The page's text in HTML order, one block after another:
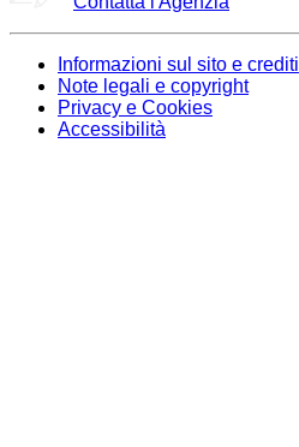
Informazioni sul sito e crediti
Note legali e copyright
Privacy e Cookies
Accessibilità